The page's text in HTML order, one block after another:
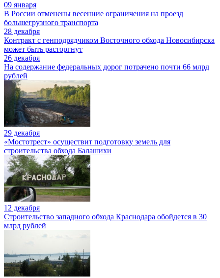
09 января
В России отменены весенние ограничения на проезд
большегрузного транспорта
28 декабря
Контракт с генподрядчиком Восточного обхода Новосибирска
может быть расторгнут
26 декабря
На содержание федеральных дорог потрачено почти 66 млрд
рублей
29 декабря
«Мостотрест» осуществит подготовку земель для
строительства обхода Балашихи
12 декабря
Cтроительство западного обхода Краснодара обойдется в 30
млрд рублей